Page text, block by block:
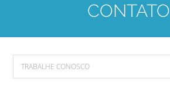
CONTATO